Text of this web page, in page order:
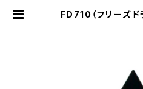
FD710（フリーズド